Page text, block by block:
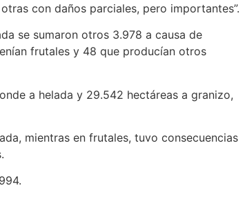
con daños parciales, pero importantes”.
se sumaron otros 3.978 a causa de
frutales y 48 que producían otros
a helada y 29.542 hectáreas a granizo,
mientras en frutales, tuvo consecuencias